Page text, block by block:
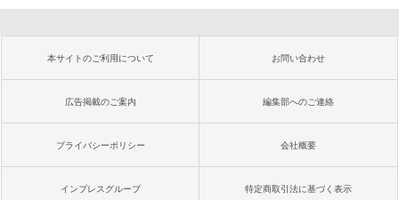
本サイトのご利用について お問い合わせ
広告掲載のご案内 編集部へのご連絡
プライバシーポリシー 会社概要
インプレスグループ 特定商取引法に基づく表示